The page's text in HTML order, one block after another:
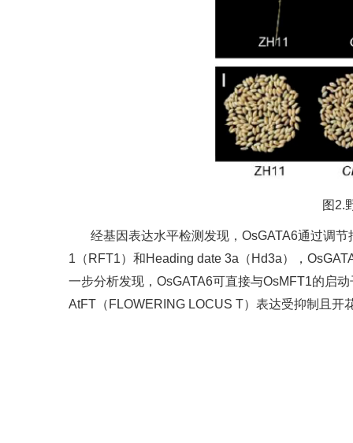
图2.
经基因表达水平检测发现，OsGATA6通过调
1（RFT1）和Heading date 3a（Hd3a），
一步分析发现，OsGATA6可直接与OsMFT1的启
AtFT（FLOWERING LOCUS T）表达受抑制且开